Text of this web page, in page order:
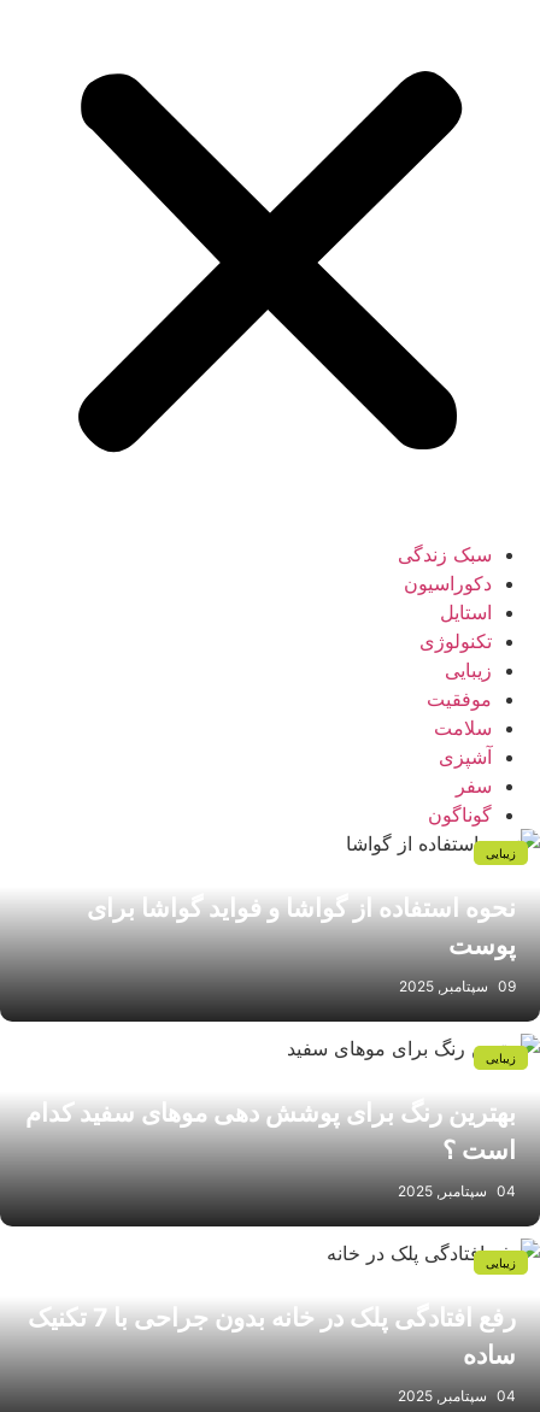
سبک زندگی
دکوراسیون
استایل
تکنولوژی
زیبایی
موفقیت
سلامت
آشپزی
سفر
گوناگون
نحوه استفاده از گواشا و فواید گواشا برای
پوست
09 سپتامبر, 2025
زیبایی
بهترین رنگ برای پوشش دهی موهای سفید کدام
است ؟
04 سپتامبر, 2025
زیبایی
رفع افتادگی پلک در خانه بدون جراحی با 7 تکنیک
ساده
04 سپتامبر, 2025
زیبایی